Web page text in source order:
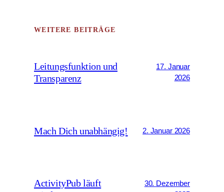
WEITERE BEITRÄGE
Leitungsfunktion und
Transparenz
17. Januar
2026
Mach Dich unabhängig! 2. Januar 2026
ActivityPub läuft
30. Dezember